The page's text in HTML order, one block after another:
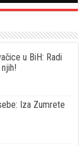
u BiH: Radi
Iza Zumrete